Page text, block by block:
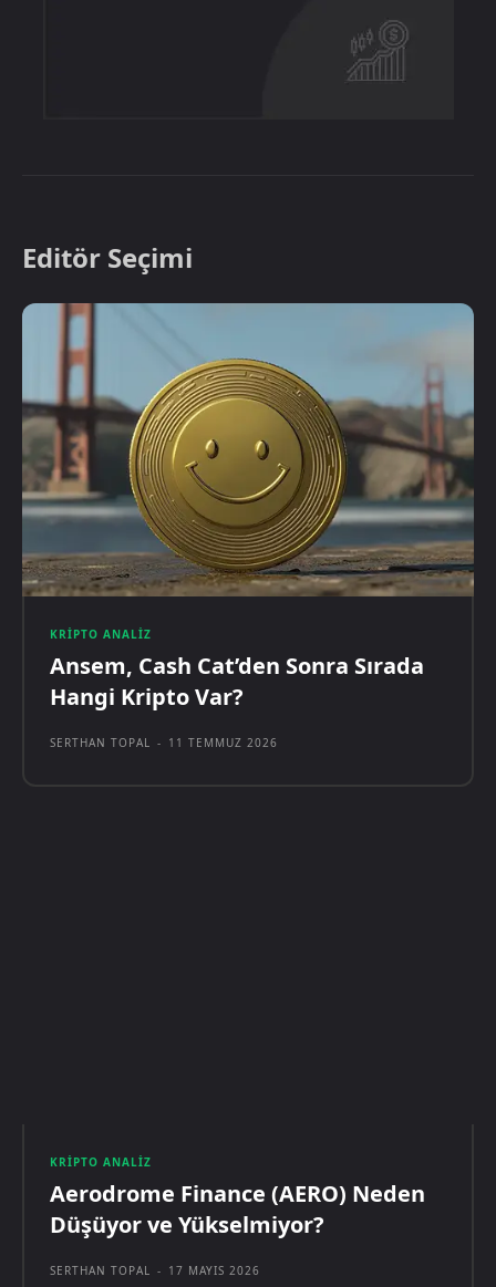
Editör Seçimi
KRIPTO ANALIZ
Ansem, Cash Cat’den Sonra Sırada
Hangi Kripto Var?
SERTHAN TOPAL - 11 TEMMUZ 2026
KRIPTO ANALIZ
Aerodrome Finance (AERO) Neden
Düşüyor ve Yükselmiyor?
SERTHAN TOPAL - 17 MAYIS 2026